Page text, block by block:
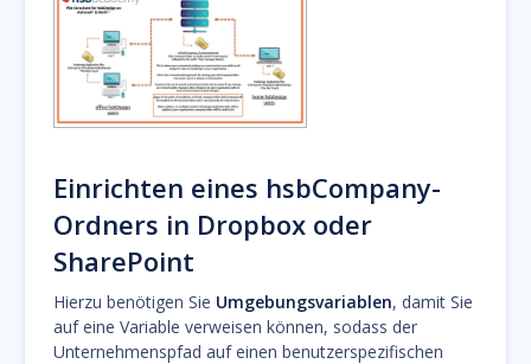
Einrichten eines hsbCompany-
Ordners in Dropbox oder
SharePoint
Hierzu benötigen Sie Umgebungsvariablen, damit Sie
auf eine Variable verweisen können, sodass der
Unternehmenspfad auf einen benutzerspezifischen